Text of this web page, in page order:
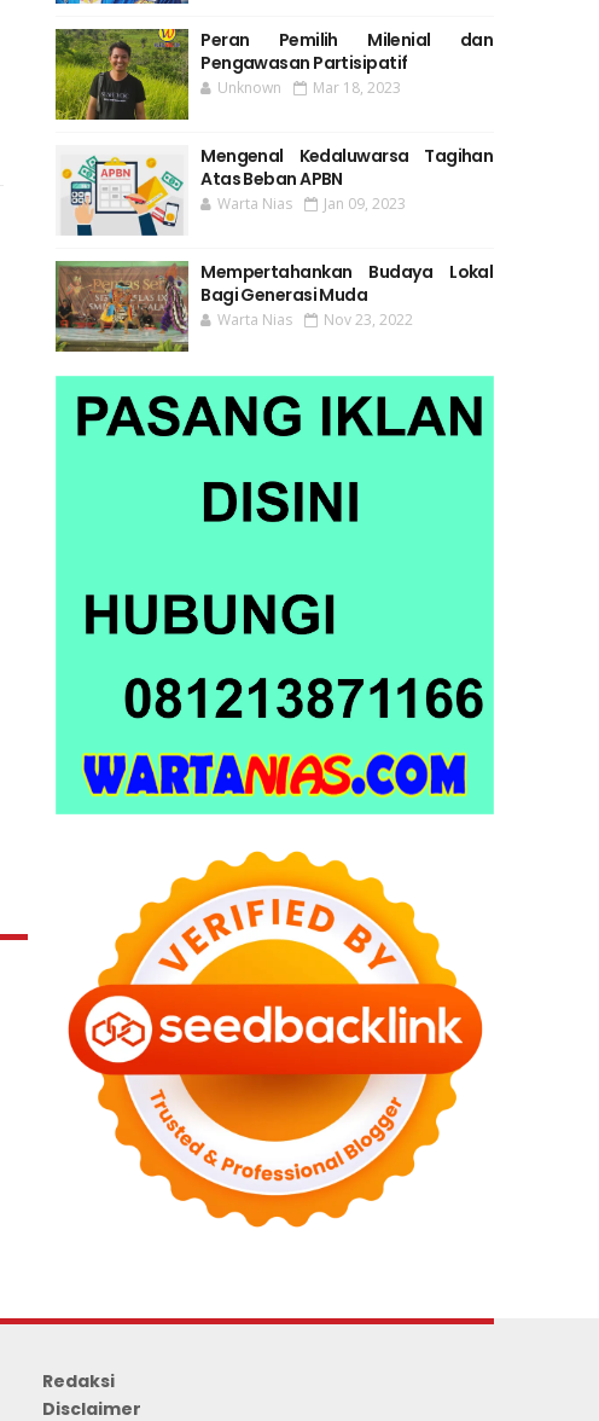
Peran Pemilih Milenial dan
Pengawasan Partisipatif
Unknown Mar 18, 2023
Mengenal Kedaluwarsa Tagihan
Atas Beban APBN
Warta Nias Jan 09, 2023
Mempertahankan Budaya Lokal
Bagi Generasi Muda
Warta Nias Nov 23, 2022
Redaksi
Disclaimer